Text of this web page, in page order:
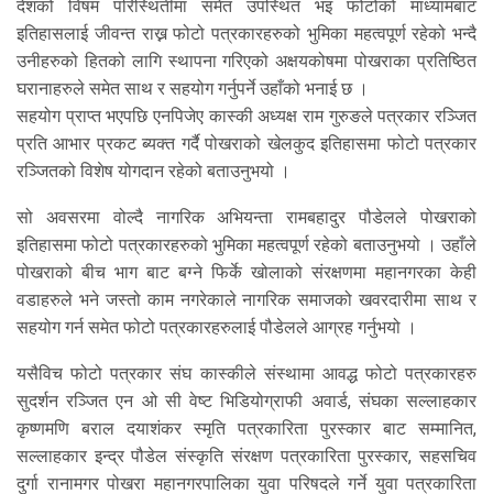
देशको विषम परिस्थितीमा समेत उपस्थित भइ फोटोको माध्यामबाट
इतिहासलाई जीवन्त राख्न फोटो पत्रकारहरुको भुमिका महत्वपूर्ण रहेको भन्दै
उनीहरुको हितको लागि स्थापना गरिएको अक्षयकोषमा पोखराका प्रतिष्ठित
घरानाहरुले समेत साथ र सहयोग गर्नुपर्ने उहाँको भनाई छ ।
सहयोग प्राप्त भएपछि एनपिजेए कास्की अध्यक्ष राम गुरुङले पत्रकार रञ्जित
प्रति आभार प्रकट ब्यक्त गर्दै पोखराको खेलकुद इतिहासमा फोटो पत्रकार
रञ्जितको विशेष योगदान रहेको बताउनुभयो ।
सो अवसरमा वोल्दै नागरिक अभियन्ता रामबहादुर पौडेलले पोखराको
इतिहासमा फोटो पत्रकारहरुको भुमिका महत्वपूर्ण रहेको बताउनुभयो । उहाँले
पोखराको बीच भाग बाट बग्ने फिर्के खोलाको संरक्षणमा महानगरका केही
वडाहरुले भने जस्तो काम नगरेकाले नागरिक समाजको खवरदारीमा साथ र
सहयोग गर्न समेत फोटो पत्रकारहरुलाई पौडेलले आग्रह गर्नुभयो ।
यसैविच फोटो पत्रकार संघ कास्कीले संस्थामा आवद्ध फोटो पत्रकारहरु
सुदर्शन रञ्जित एन ओ सी वेष्ट भिडियोग्राफी अवार्ड, संघका सल्लाहकार
कृष्णमणि बराल दयाशंकर स्मृति पत्रकारिता पुरस्कार बाट सम्मानित,
सल्लाहकार इन्द्र पौडेल संस्कृति संरक्षण पत्रकारिता पुरस्कार, सहसचिव
दुर्गा रानामगर पोखरा महानगरपालिका युवा परिषदले गर्ने युवा पत्रकारिता